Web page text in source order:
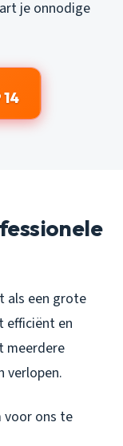
je onnodige
als een grote
efficiënt en
meerdere
verlopen.
voor ons te